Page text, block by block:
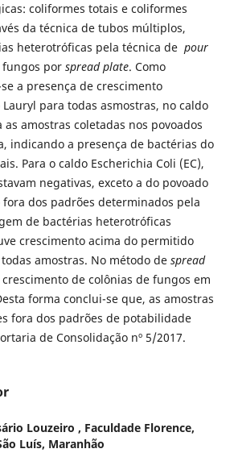
coliformes totais e coliformes
da técnica de tubos múltiplos,
heterotróficas pela técnica de pour
por spread plate. Como
a presença de crescimento
para todas asmostras, no caldo
amostras coletadas nos povoados
indicando a presença de bactérias do
Para o caldo Escherichia Coli (EC),
negativas, exceto a do povoado
fora dos padrões determinados pela
de bactérias heterotróficas
crescimento acima do permitido
amostras. No método de spread
de colônias de fungos em
forma conclui-se que, as amostras
fora dos padrões de potabilidade
de Consolidação nº 5/2017.
Louzeiro , Faculdade Florence,
Luís, Maranhão